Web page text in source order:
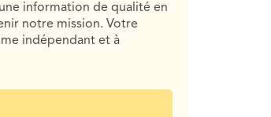
information de qualité en
notre mission. Votre
indépendant et à